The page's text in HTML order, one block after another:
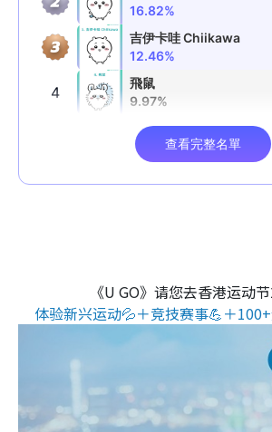
《U GO》请您去香港运动节
体验新兴运动💦＋竞技赛事💪＋